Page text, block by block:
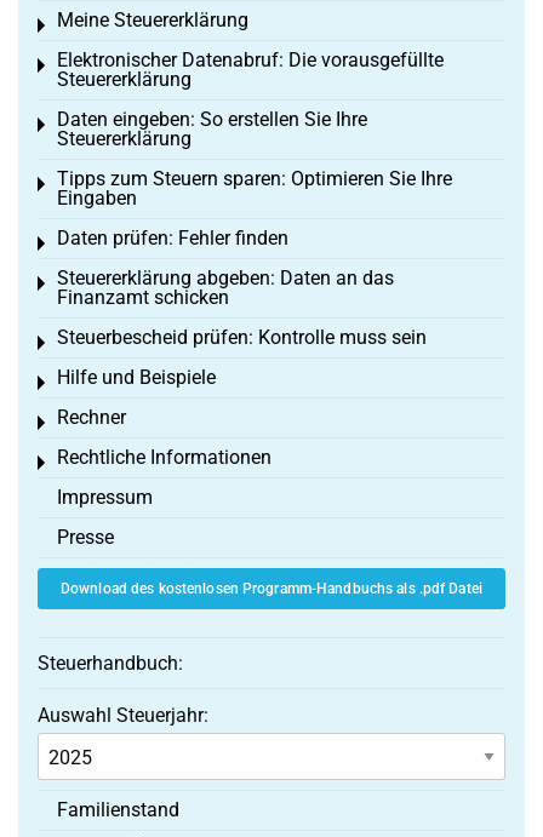
Meine Steuererklärung
Toggle menu
Elektronischer Datenabruf: Die vorausgefüllte
Steuererklärung
Toggle menu
Daten eingeben: So erstellen Sie Ihre
Steuererklärung
Toggle menu
Tipps zum Steuern sparen: Optimieren Sie Ihre
Eingaben
Toggle menu
Daten prüfen: Fehler finden
Toggle menu
Steuererklärung abgeben: Daten an das
Finanzamt schicken
Toggle menu
Steuerbescheid prüfen: Kontrolle muss sein
Toggle menu
Hilfe und Beispiele
Toggle menu
Rechner
Toggle menu
Rechtliche Informationen
Toggle menu
Impressum
Presse
Download des kostenlosen Programm-Handbuchs als .pdf Datei
Steuerhandbuch:
Auswahl Steuerjahr:
Familienstand